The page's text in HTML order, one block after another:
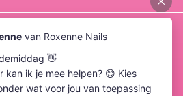
2026 Roxenne Nails